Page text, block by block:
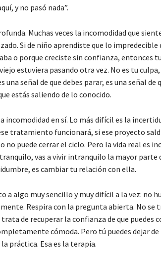
y no pasó nada”.
Muchas veces la incomodidad que
Si de niño aprendiste que lo impredecible
o porque creciste sin confianza, entonces
estuviera pasando otra vez. No es tu
una señal de que debes parar, es una señal de
estás saliendo de lo conocido.
incomodidad en sí. Lo más difícil es la
tratamiento funcionará, si ese proyecto
no puede cerrar el ciclo. Pero la vida real es
vas a vivir intranquilo la mayor parte
es cambiar tu relación con ella.
a algo muy sencillo y muy difícil a la vez: no
Respira con la pregunta abierta. No se
de recuperar la confianza de que puedes
cómoda. Pero tú puedes dejar
práctica. Esa es la terapia.